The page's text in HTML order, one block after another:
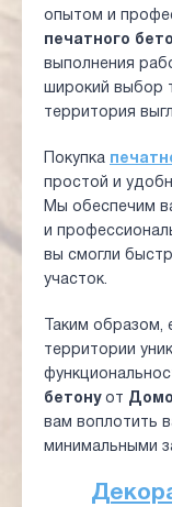
опытом и
печатного
выполнения
широкий выбор
территория
Покупка
простой и
Мы обеспечим
и
вы смогли
участок.
Таким образом,
территории
бетонуот
вам воплотить
минимальными